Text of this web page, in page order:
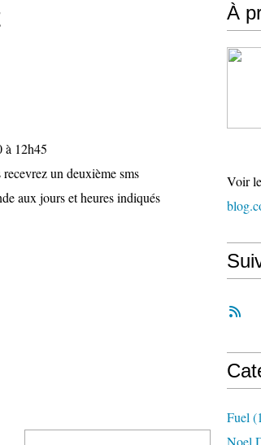
à 12h45
un deuxième sms
aux jours et heures indiqués
À
Voir
Fuel
Noel